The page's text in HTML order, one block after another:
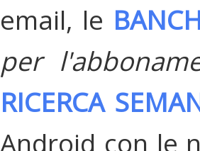
email, le
per
RICERCA
Android con le